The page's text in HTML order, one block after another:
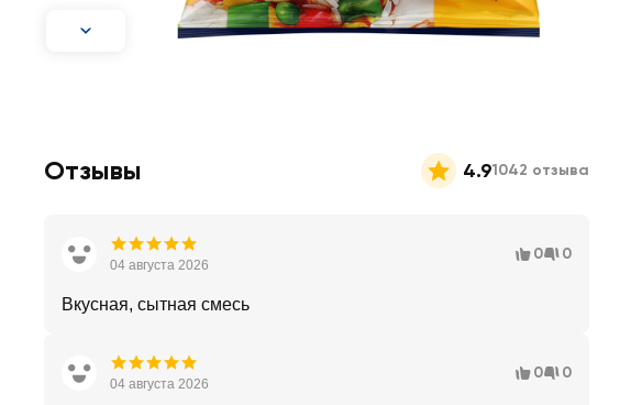
Отзывы 4.91042 отзыва
04 августа 2026
0 0
Вкусная, сытная смесь
04 августа 2026
0 0